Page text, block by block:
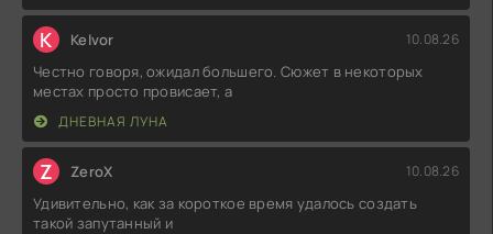
K Kelvor 10.08.26
Честно говоря, ожидал большего. Сюжет в некоторых
местах просто провисает, а
ДНЕВНАЯ ЛУНА
Z ZeroX 10.08.26
Удивительно, как за короткое время удалось создать
такой запутанный и